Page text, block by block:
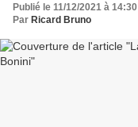
Publié le 11/12/2021 à 14:30
Par Ricard Bruno